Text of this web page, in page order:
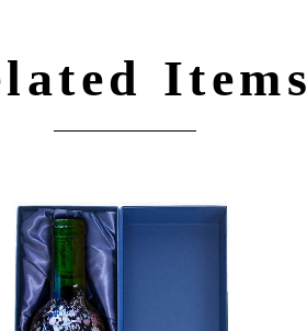
Items